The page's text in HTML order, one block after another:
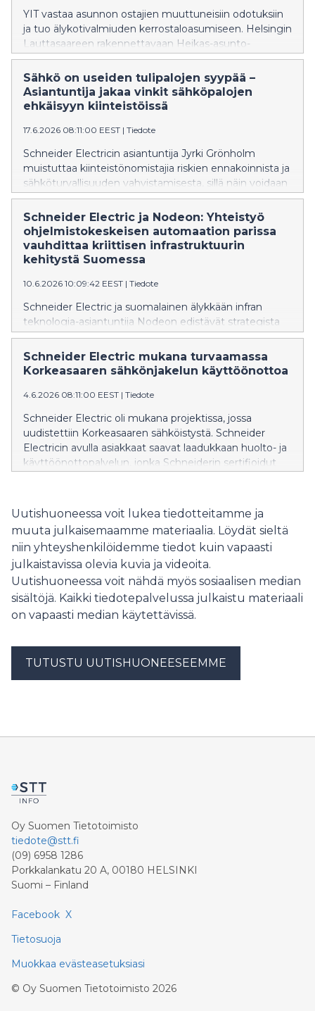
YIT vastaa asunnon ostajien muuttuneisiin odotuksiin
ja tuo älykotivalmiuden kerrostaloasumiseen. Helsingin
Lauttasaareen rakennettavaan Heikas-asunto-
osakeyhtiöön asennetaan jokaiseen asuntoon
Schneider Electricin Wiser Ready -älykotivalmius.
Sähkö on useiden tulipalojen syypää –
Asiantuntija jakaa vinkit sähköpalojen
ehkäisyyn kiinteistöissä
17.6.2026 08:11:00 EEST | Tiedote
Schneider Electricin asiantuntija Jyrki Grönholm
muistuttaa kiinteistönomistajia riskien ennakoinnista ja
sähköturvallisuuden vahvistamisesta, sillä näin voidaan
ehkäistä tulipalon syttyminen. Ennakoivat toimet
voivat pelastaa merkittäviltä tappioilta.
Schneider Electric ja Nodeon: Yhteistyö
ohjelmistokeskeisen automaation parissa
vauhdittaa kriittisen infrastruktuurin
kehitystä Suomessa
10.6.2026 10:09:42 EEST | Tiedote
Schneider Electric ja suomalainen älykkään infran
teknologia-asiantuntija Nodeon edistävät strategista
yhteistyötään tavoitteena kehittää kriittisen
infrastruktuurin automaatiota, parantaa
huoltovarmuutta ja vastata kasvaviin kyberturva- ja
digitalisaatiovaatimuksiin. Yhteistyössä keskeisessä
roolissa on ohjelmistokeskeinen automaatio ja
perustuvat ratkaisut.
Schneider Electric mukana turvaamassa
Korkeasaaren sähkönjakelun käyttöönottoa
4.6.2026 08:11:00 EEST | Tiedote
Schneider Electric oli mukana projektissa, jossa
uudistettiin Korkeasaaren sähköistystä. Schneider
Electricin avulla asiakkaat saavat laadukkaan huolto- ja
käyttöönottopalvelun, jonka Schneiderin sertifioidut
huoltojen ja ennakoivien toimenpiteiden suunnittelu
on helpompaa. Korkeasaaren eläintarha on merkittävä
matkailu- ja virkistyskohde helsinkiläisille ja eri puolilta
Suomea ja maailmaa tuleville matkailijoille.
Korkeasaaren tehtävänä on suojella uhanalaisia eläimiä
ja tukea luonnon monimuotoisuuden säilymistä.
Schneider Electricin huoltoinsinöörit olivat mukana
uudistamassa saaren sähkönjakelua. Huoltopalveluiden
tarkoituksena on varmistaa, että sähkönjakelu toimii
Uudistusprojektin avulla Korkeasaaren
sähköjärjestelmien käytettävyys, kestävyys ja
Uutishuoneessa voit lukea tiedotteitamme ja
muuta julkaisemaamme materiaalia. Löydät sieltä
niin yhteyshenkilöidemme tiedot kuin vapaasti
julkaistavissa olevia kuvia ja videoita.
Uutishuoneessa voit nähdä myös sosiaalisen median
sisältöjä. Kaikki tiedotepalvelussa julkaistu materiaali
on vapaasti median käytettävissä.
TUTUSTU UUTISHUONEESEEMME
Oy Suomen Tietotoimisto
tiedote@stt.fi
(09) 6958 1286
Porkkalankatu 20 A, 00180 HELSINKI
Suomi – Finland
Facebook X
Tietosuoja
Muokkaa evästeasetuksiasi
© Oy Suomen Tietotoimisto 2026